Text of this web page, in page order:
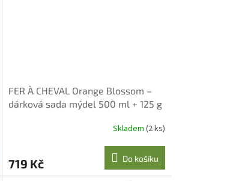
FER À CHEVAL Orange Blossom –
dárková sada mýdel 500 ml + 125 g
Skladem (2 ks)
719 Kč Do košíku